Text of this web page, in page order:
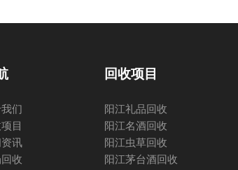
们
目
讯
收
回收项目
阳江礼品回收
阳江名酒回收
阳江虫草回收
阳江茅台酒回收